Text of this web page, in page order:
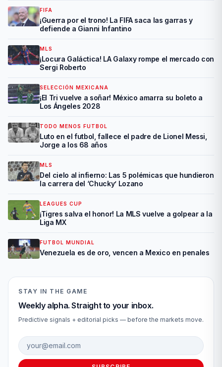
FIFA
¡Guerra por el trono! La FIFA saca las garras y
defiende a Gianni Infantino
MLS
¡Locura Galáctica! LA Galaxy rompe el mercado con
Sergi Roberto
SELECCIÓN MEXICANA
¡El Tri vuelve a soñar! México amarra su boleto a
Los Ángeles 2028
TODO MENOS FUTBOL
Luto en el futbol, fallece el padre de Lionel Messi,
Jorge a los 68 años
MLS
Del cielo al infierno: Las 5 polémicas que hundieron
la carrera del ‘Chucky’ Lozano
LEAGUES CUP
¡Tigres salva el honor! La MLS vuelve a golpear a la
Liga MX
FUTBOL MUNDIAL
Venezuela es de oro, vencen a Mexico en penales
STAY IN THE GAME
Weekly alpha. Straight to your inbox.
Predictive signals + editorial picks — before the markets move.
Email address